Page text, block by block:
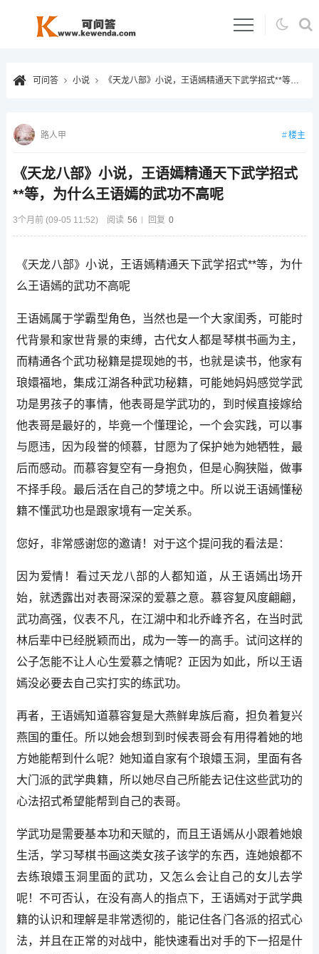
可问答 小说 《天龙八部》小说，王语嫣精通天下武学招式**等，为什么王语嫣的武功不高呢
《天龙八部》小说，王语嫣精通天下武学招式
**等，为什么王语嫣的武功不高呢
3个月前 (09-05 11:52) 阅读 56 回复 0
路人甲 楼主
《天龙八部》小说，王语嫣精通天下武学招式**等，为什
么王语嫣的武功不高呢
王语嫣属于学霸型角色，当然也是一个大家闺秀，可能时
代背景和家世背景的束缚，古代女人都是琴棋书画为主，
而精通各个武功秘籍是提现她的书，也就是读书，他家有
琅嬛福地，集成江湖各种武功秘籍，可能她妈妈感觉学武
功是男孩子的事情，他表哥是学武功的，到时候直接嫁给
他表哥是最好的，毕竟一个懂理论，一个会实践，可以事
与愿违，因为段誉的倾慕，甘愿为了保护她为她牺牲，最
后而感动。而慕容复空有一身抱负，但是心胸狭隘，做事
不择手段。最后活在自己的梦境之中。所以说王语嫣懂秘
籍不懂武功也是跟家境有一定关系。
您好，非常感谢您的邀请！对于这个提问我的看法是：
因为爱情！看过天龙八部的人都知道，从王语嫣出场开
始，就透露出对表哥深深的爱慕之意。慕容复风度翩翩，
武功高强，仪表不凡，在江湖中和北乔峰齐名，在当时武
林后辈中已经脱颖而出，成为一等一的高手。试问这样的
公子怎能不让人心生爱慕之情呢？正因为如此，所以王语
嫣没必要去自己实打实的练武功。
再者，王语嫣知道慕容复是大燕鲜卑族后裔，担负着复兴
燕国的重任。所以她会想到到时候表哥会有用得着她的地
方她能帮到什么呢？她知道自家有个琅嬛玉洞，里面有各
大门派的武学典籍，所以她尽自己所能去记住这些武功的
心法招式希望能帮到自己的表哥。
学武功是需要基本功和天赋的，而且王语嫣从小跟着她娘
生活，学习琴棋书画这类女孩子该学的东西，连她娘都不
去练琅嬛玉洞里面的武功，又怎么会让自己的女儿去学
呢！不可否认，在没有高人的指点下，王语嫣对于武学典
籍的认识和理解是非常透彻的，能记住各门各派的招式心
法，并且在正常的对战中，能快速看出对手的下一招是什